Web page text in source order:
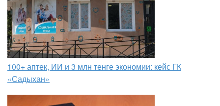
100+ аптек, ИИ и 3 млн тенге экономии: кейс ГК
«Садыхан»